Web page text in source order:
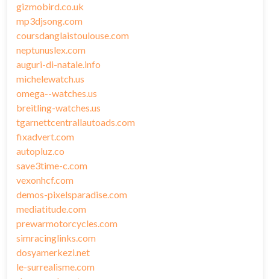
gizmobird.co.uk
mp3djsong.com
coursdanglaistoulouse.com
neptunuslex.com
auguri-di-natale.info
michelewatch.us
omega--watches.us
breitling-watches.us
tgarnettcentrallautoads.com
fixadvert.com
autopluz.co
save3time-c.com
vexonhcf.com
demos-pixelsparadise.com
mediatitude.com
prewarmotorcycles.com
simracinglinks.com
dosyamerkezi.net
le-surrealisme.com